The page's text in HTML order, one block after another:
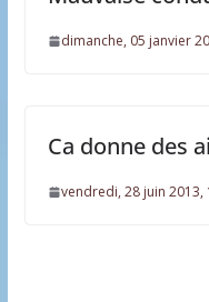
dimanche, 05 janvier
Ca donne des
vendredi, 28 juin 2013,